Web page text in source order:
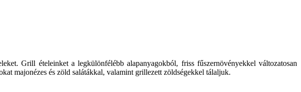
Grill ételeinket a legkülönfélébb alapanyagokból, friss fűszernövényekkel változatosan
majonézes és zöld salátákkal, valamint grillezett zöldségekkel tálaljuk.